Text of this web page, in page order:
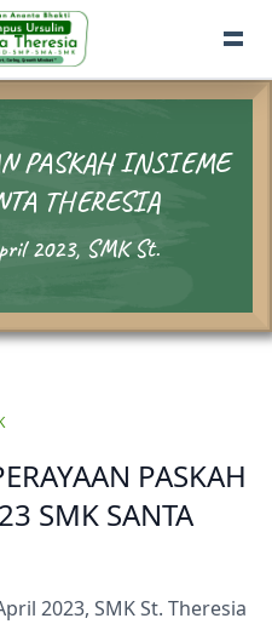
PASKAH INSIEME
THERESIA
2023, SMK St.
PASKAH
SMK SANTA
2023, SMK St. Theresia